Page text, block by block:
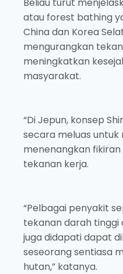
atau forest bathing
China dan Korea
mengurangkan
meningkatkan
masyarakat.
“Di Jepun, konsep
secara meluas
menenangkan
tekanan kerja.
“Pelbagai penyakit
tekanan darah
juga didapati dapat
seseorang sentiasa
hutan,” katanya.